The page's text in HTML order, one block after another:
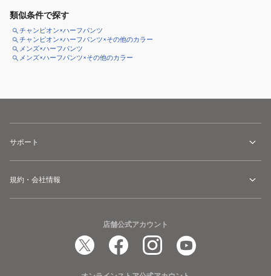
類似条件で探す
チャンピオン×ハーフパンツ
チャンピオン×ハーフパンツ×その他のカラー
メンズ×ハーフパンツ
メンズ×ハーフパンツ×その他のカラー
サポート
規約・会社情報
店舗公式アカウント